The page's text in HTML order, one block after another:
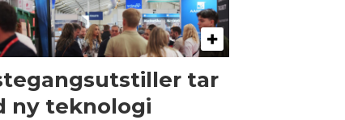
tar
ny teknologi